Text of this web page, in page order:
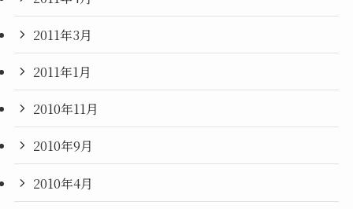
2011年3月
2011年1月
2010年11月
2010年9月
2010年4月